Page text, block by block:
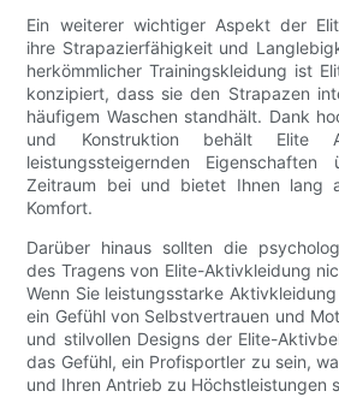
Ein weiterer wichtiger Aspekt der
ihre Strapazierfähigkeit und
herkömmlicher Trainingskleidung ist
konzipiert, dass sie den Strapazen
häufigem Waschen standhält. Dank
und Konstruktion behält Elite
leistungssteigernden
Zeitraum bei und bietet Ihnen lang
Komfort.
Darüber hinaus sollten die
des Tragens von Elite-Aktivkleidung
Wenn Sie leistungsstarke
ein Gefühl von Selbstvertrauen und
und stilvollen Designs der Elite-
das Gefühl, ein Profisportler zu sein,
und Ihren Antrieb zu Höchstleistungen